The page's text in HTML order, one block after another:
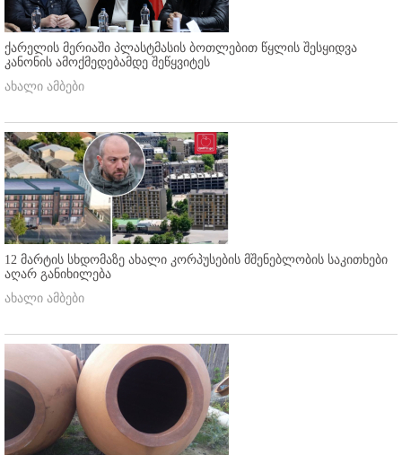
ქარელის მერიაში პლასტმასის ბოთლებით წყლის შესყიდვა
კანონის ამოქმედებამდე შეწყვიტეს
ახალი ამბები
12 მარტის სხდომაზე ახალი კორპუსების მშენებლობის საკითხები
აღარ განიხილება
ახალი ამბები